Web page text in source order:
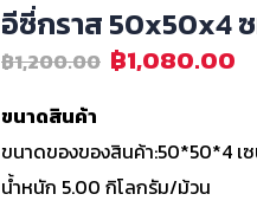
อีซี่กราส 50x50x4
฿1,200.00 ฿1,080.00
ขนาดสินค้า
ขนาดของของสินค้า:50*50*4 เ
น้ำหนัก 5.00 กิโลกรัม/ม้วน